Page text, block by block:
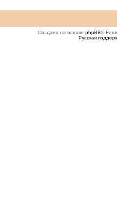
Создано на основе phpBB®
Русская